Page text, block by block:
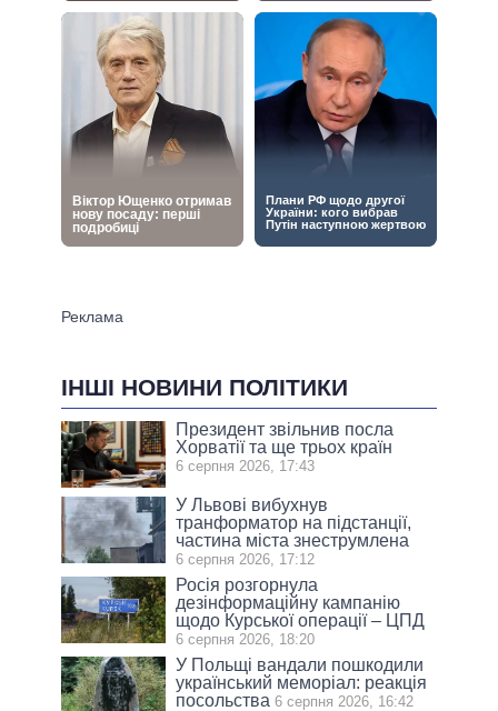
ІНШІ НОВИНИ ПОЛІТИКИ
Президент звільнив посла
Хорватії та ще трьох країн
6 серпня 2026, 17:43
У Львові вибухнув
транформатор на підстанції,
частина міста знеструмлена
6 серпня 2026, 17:12
Росія розгорнула
дезінформаційну кампанію
щодо Курської операції – ЦПД
6 серпня 2026, 18:20
У Польщі вандали пошкодили
український меморіал: реакція
посольства 6 серпня 2026, 16:42